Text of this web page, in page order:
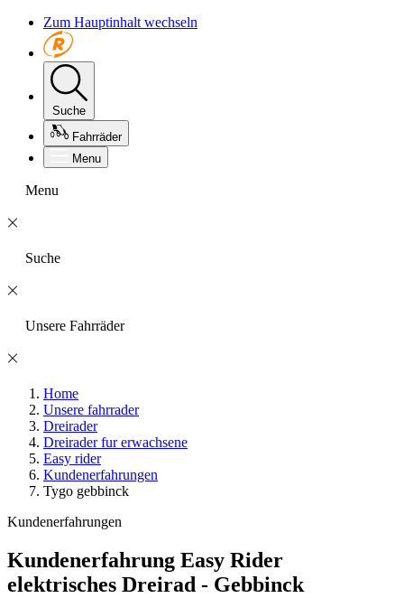
Zum Hauptinhalt wechseln
Suche
Fahrräder
Menu
Menu
Suche
Unsere Fahrräder
Home
Unsere fahrrader
Dreirader
Dreirader fur erwachsene
Easy rider
Kundenerfahrungen
Tygo gebbinck
Kundenerfahrungen
Kundenerfahrung Easy Rider
elektrisches Dreirad - Gebbinck